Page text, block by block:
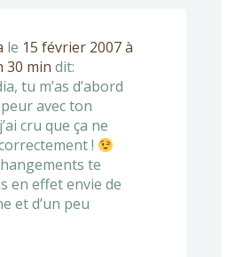
le 15 février 2007 à
30 min dit:
tu m’as d’abord
avec ton
cru que ça ne
!
te
en effet envie de
et d’un peu